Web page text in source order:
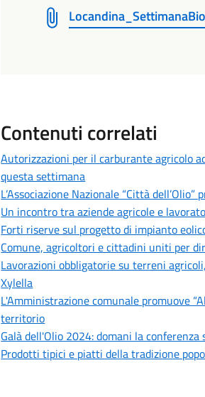
Contenuti correlati
Autorizzazioni per il carburante agricolo
questa settimana
L’Associazione Nazionale “Città
Un incontro tra aziende agricole e
Forti riserve sul progetto di impianto
Comune, agricoltori e cittadini uniti per
Lavorazioni obbligatorie su terreni
Xylella
L'Amministrazione comunale promuove
territorio
Galà dell'Olio 2024: domani la
Prodotti tipici e piatti della tradizione